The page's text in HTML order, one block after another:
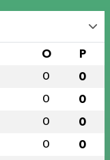
O P
0 0
0 0
0 0
0 0